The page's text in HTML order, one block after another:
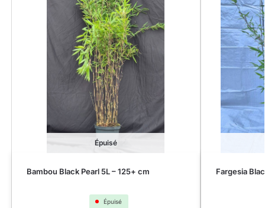
Épuisé
Bambou Black Pearl 5L – 125+ cm
Épuisé
Fargesia